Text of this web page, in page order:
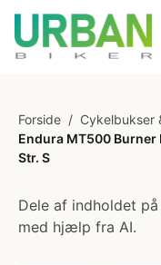
Forside / Cykelbukser
Endura MT500
Str. S
Dele af indholdet
med hjælp fra AI.